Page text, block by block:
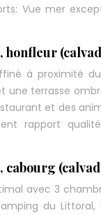
Vue mer
honfleur
à proximité
terrasse
et des
rapport
avec 3
du Littoral,